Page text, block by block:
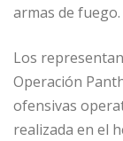
armas de fuego.
Los
Operación
ofensivas
realizada en el